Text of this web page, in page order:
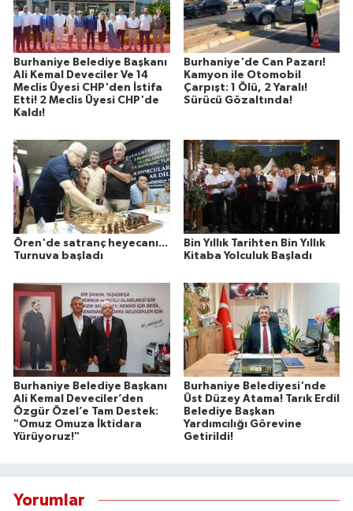
Burhaniye Belediye Başkanı
Ali Kemal Deveciler Ve 14
Meclis Üyesi CHP'den İstifa
Etti! 2 Meclis Üyesi CHP'de
Kaldı!
Burhaniye'de Can Pazarı!
Kamyon ile Otomobil
Çarpışt: 1 Ölü, 2 Yaralı!
Sürücü Gözaltında!
Ören'de satranç heyecanı...
Turnuva başladı
Bin Yıllık Tarihten Bin Yıllık
Kitaba Yolculuk Başladı
Burhaniye Belediye Başkanı
Ali Kemal Deveciler’den
Özgür Özel’e Tam Destek:
"Omuz Omuza İktidara
Yürüyoruz!"
Burhaniye Belediyesi'nde
Üst Düzey Atama! Tarık Erdil
Belediye Başkan
Yardımcılığı Görevine
Getirildi!
Yorumlar